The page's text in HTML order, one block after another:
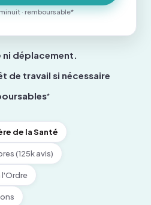
ni déplacement.
de travail si nécessaire
*
de la Santé
(125k avis)
l'Ordre
· remboursable*